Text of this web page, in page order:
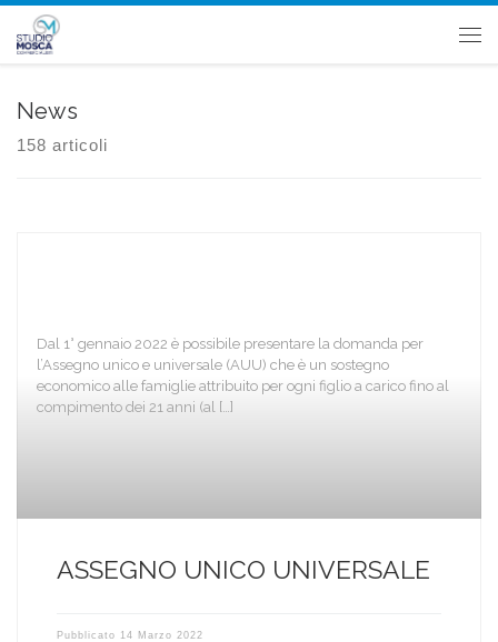
Passa al contenuto
News
158 articoli
Dal 1° gennaio 2022 è possibile presentare la domanda per
l’Assegno unico e universale (AUU) che è un sostegno
economico alle famiglie attribuito per ogni figlio a carico fino al
compimento dei 21 anni (al […]
ASSEGNO UNICO UNIVERSALE
Pubblicato 14 Marzo 2022